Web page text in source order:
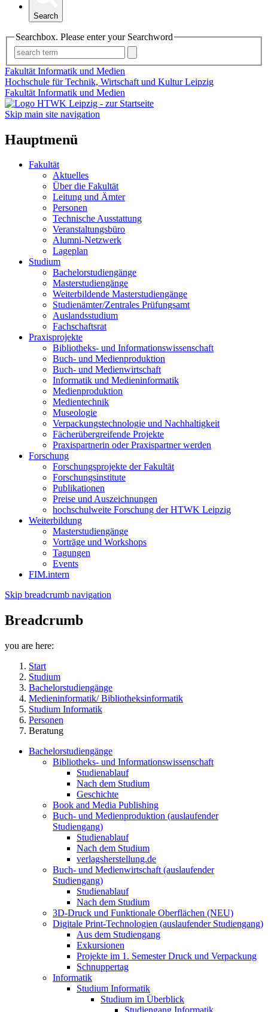
Search
Searchbox. Please enter your Searchword
Fakultät Informatik und Medien
Hochschule für Technik, Wirtschaft und Kultur Leipzig
Fakultät Informatik und Medien
Skip main site navigation
Hauptmenü
Fakultät
Aktuelles
Über die Fakultät
Leitung und Ämter
Personen
Technische Ausstattung
Veranstaltungsbüro
Alumni-Netzwerk
Lageplan
Studium
Bachelorstudiengänge
Masterstudiengänge
Weiterbildende Masterstudiengänge
Studienämter/Zentrales Prüfungsamt
Auslandsstudium
Fachschaftsrat
Praxisprojekte
Bibliotheks- und Informationswissenschaft
Buch- und Medienproduktion
Buch- und Medienwirtschaft
Informatik und Medieninformatik
Medienproduktion
Medientechnik
Museologie
Verpackungstechnologie und Nachhaltigkeit
Fächerübergreifende Projekte
Praxispartnerin oder Praxispartner werden
Forschung
Forschungsprojekte der Fakultät
Forschungsinstitute
Publikationen
Preise und Auszeichnungen
hochschulweite Forschung der HTWK Leipzig
Weiterbildung
Masterstudiengänge
Vorträge und Workshops
Tagungen
Events
FIM.intern
Skip breadcrumb navigation
Breadcrumb
you are here:
Start
Studium
Bachelorstudiengänge
Medieninformatik/ Bibliotheksinformatik
Studium Informatik
Personen
Beratung
Bachelorstudiengänge
Bibliotheks- und Informationswissenschaft
Studienablauf
Nach dem Studium
Geschichte
Book and Media Publishing
Buch- und Medienproduktion (auslaufender
Studiengang)
Studienablauf
Nach dem Studium
verlagsherstellung.de
Buch- und Medienwirtschaft (auslaufender
Studiengang)
Studienablauf
Nach dem Studium
3D-Druck und Funktionale Oberflächen (NEU)
Digitale Print-Technologien (auslaufender Studiengang)
Aus dem Studiengang
Exkursionen
Projekte im 1. Semester Druck und Verpackung
Schnuppertag
Informatik
Studium Informatik
Studium im Überblick